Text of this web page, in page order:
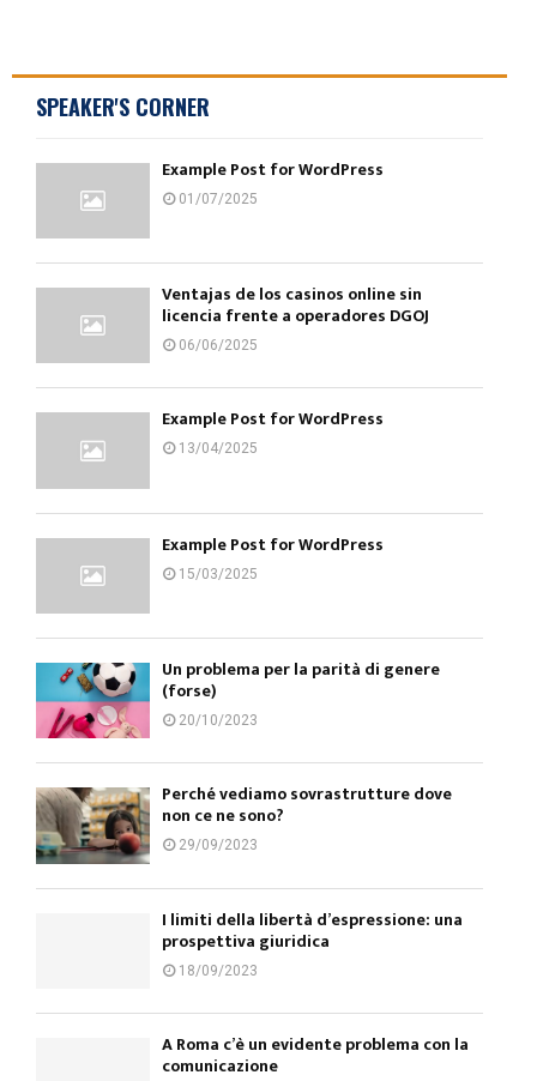
SPEAKER'S CORNER
Example Post for WordPress
01/07/2025
Ventajas de los casinos online sin
licencia frente a operadores DGOJ
06/06/2025
Example Post for WordPress
13/04/2025
Example Post for WordPress
15/03/2025
Un problema per la parità di genere
(forse)
20/10/2023
Perché vediamo sovrastrutture dove
non ce ne sono?
29/09/2023
I limiti della libertà d’espressione: una
prospettiva giuridica
18/09/2023
A Roma c’è un evidente problema con la
comunicazione